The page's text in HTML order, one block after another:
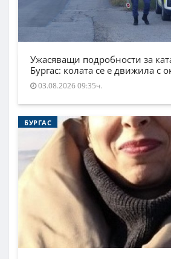
Ужасяващи подробности за
Бургас: колата се е движила с
03.08.2026 09:35ч.
БУРГАС